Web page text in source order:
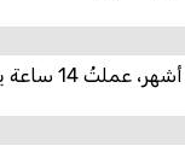
“لمدة خمسة